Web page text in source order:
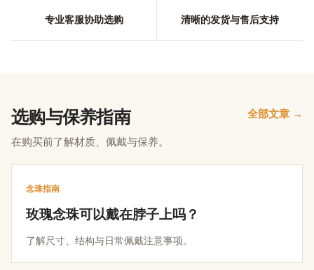
专业客服协助选购 清晰的发货与售后支持
选购与保养指南
在购买前了解材质、佩戴与保养。
全部文章 →
念珠指南
玫瑰念珠可以戴在脖子上吗？
了解尺寸、结构与日常佩戴注意事项。